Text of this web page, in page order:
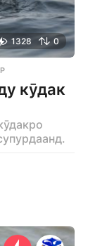
1328 0
кӯдак